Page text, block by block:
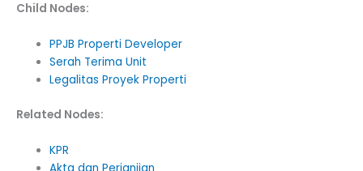
Child Nodes:
PPJB Properti Developer
Serah Terima Unit
Legalitas Proyek Properti
Related Nodes:
KPR